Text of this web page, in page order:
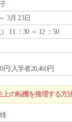
3月 23日
） 11 ：30 ～ 12 ：50
円/入学者20,460円
の転機を推理する方